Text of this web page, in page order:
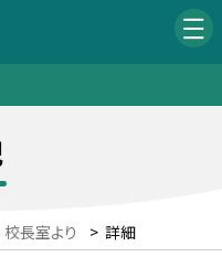
校長室より > 詳細